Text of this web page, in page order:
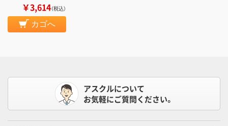
￥3,614（税込）
カゴへ
アスクルについて
お気軽にご質問ください。